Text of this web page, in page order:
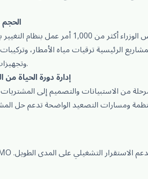
الحجم
الرئيسية ترقيات مياه الأمطار،
وتجهيزات إدارية للمكاتب.
إدارة دورة الحياة من
من الاستبيانات والتصميم إلى المشتريات،
ومسارات التصعيد الواضحة تدعم حل